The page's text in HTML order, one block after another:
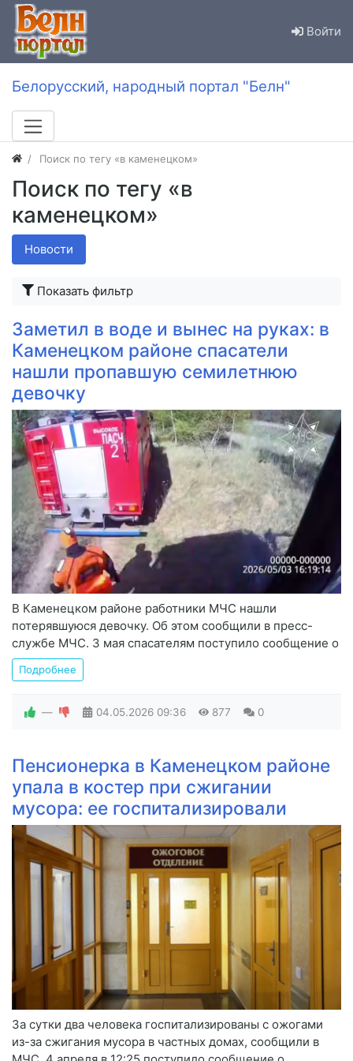
Войти
Белорусский, народный портал "Белн"
Поиск по тегу «в каменецком»
Поиск по тегу «в
каменецком»
Новости
Показать фильтр
Заметил в воде и вынес на руках: в
Каменецком районе спасатели
нашли пропавшую семилетнюю
девочку
В Каменецком районе работники МЧС нашли
потерявшуюся девочку. Об этом сообщили в пресс-
службе МЧС. 3 мая спасателям поступило сообщение о
Подробнее
— 04.05.2026 09:36 877 0
Пенсионерка в Каменецком районе
упала в костер при сжигании
мусора: ее госпитализировали
За сутки два человека госпитализированы с ожогами
из-за сжигания мусора в частных домах, сообщили в